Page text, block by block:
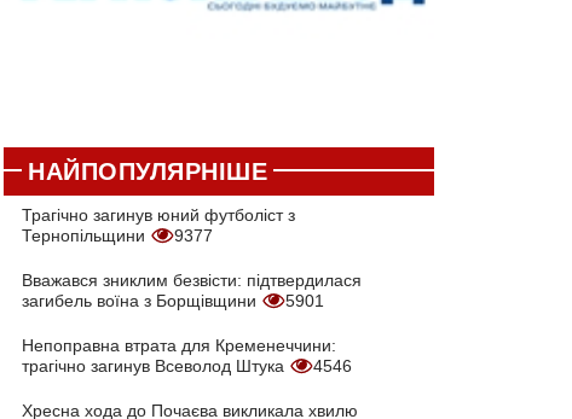
НАЙПОПУЛЯРНІШЕ
Трагічно загинув юний футболіст з
Тернопільщини
9377
Вважався зниклим безвісти: підтвердилася
загибель воїна з Борщівщини
5901
Непоправна втрата для Кременеччини:
трагічно загинув Всеволод Штука
4546
Хресна хода до Почаєва викликала хвилю